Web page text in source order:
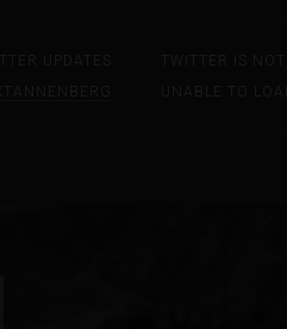
UPDATES
TWITTER IS
UNABLE TO